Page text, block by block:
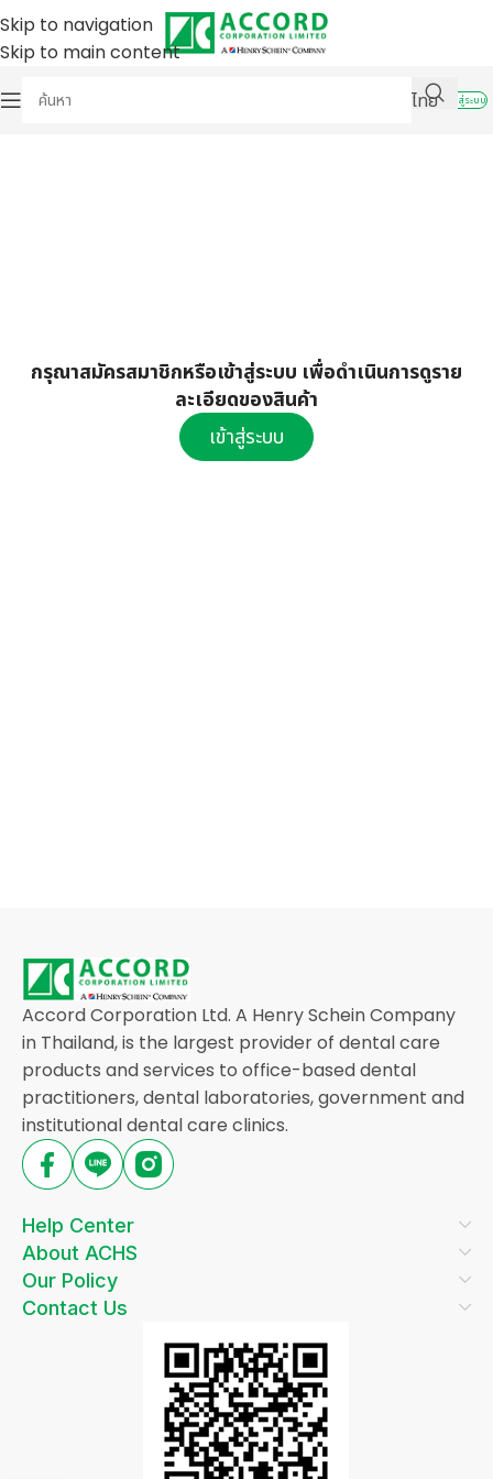
Skip to navigation
Skip to main content
ไทย
เข้าสู่ระบบ
กรุณาสมัครสมาชิกหรือเข้าสู่ระบบ เพื่อดำเนินการดูราย
ละเอียดของสินค้า
เข้าสู่ระบบ
Accord Corporation Ltd. A Henry Schein Company
in Thailand, is the largest provider of dental care
products and services to office-based dental
practitioners, dental laboratories, government and
institutional dental care clinics.
Help Center
About ACHS
Our Policy
Contact Us